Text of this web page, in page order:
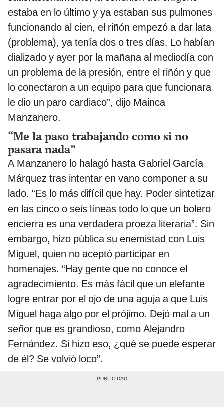
estaba en lo último y ya estaban sus pulmones
funcionando al cien, el riñón empezó a dar lata
(problema), ya tenía dos o tres días. Lo habían
dializado y ayer por la mañana al mediodía con
un problema de la presión, entre el riñón y que
lo conectaron a un equipo para que funcionara
le dio un paro cardiaco”, dijo Mainca
Manzanero.
“Me la paso trabajando como si no
pasara nada”
A Manzanero lo halagó hasta Gabriel García
Márquez tras intentar en vano componer a su
lado. “Es lo más difícil que hay. Poder sintetizar
en las cinco o seis líneas todo lo que un bolero
encierra es una verdadera proeza literaria”. Sin
embargo, hizo pública su enemistad con Luis
Miguel, quien no aceptó participar en
homenajes. “Hay gente que no conoce el
agradecimiento. Es más fácil que un elefante
logre entrar por el ojo de una aguja a que Luis
Miguel haga algo por el prójimo. Dejó mal a un
señor que es grandioso, como Alejandro
Fernández. Si hizo eso, ¿qué se puede esperar
de él? Se volvió loco”.